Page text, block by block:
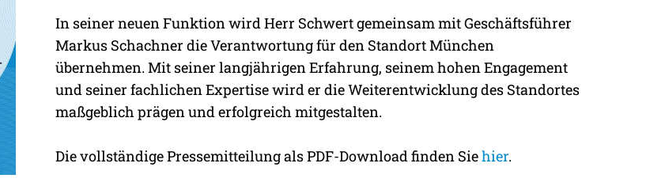
In seiner neuen Funktion wird Herr Schwert gemeinsam mit Geschäftsführer
Markus Schachner die Verantwortung für den Standort München
übernehmen. Mit seiner langjährigen Erfahrung, seinem hohen Engagement
und seiner fachlichen Expertise wird er die Weiterentwicklung des Standortes
maßgeblich prägen und erfolgreich mitgestalten.
Die vollständige Pressemitteilung als PDF-Download finden Siehier.